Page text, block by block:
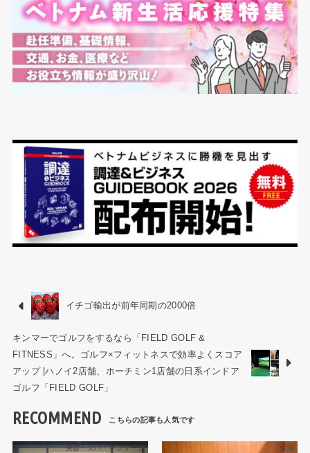
イチゴ輸出が前年同期の2000倍
キンマーでゴルフをするなら「FIELD GOLF &
FITNESS」へ。ゴルフ×フィットネスで効率よくスコア
アップ |ハノイ2店舗、ホーチミン1店舗の日系インドア
ゴルフ「FIELD GOLF」
RECOMMEND
美容・スパ・マッサージ 生活